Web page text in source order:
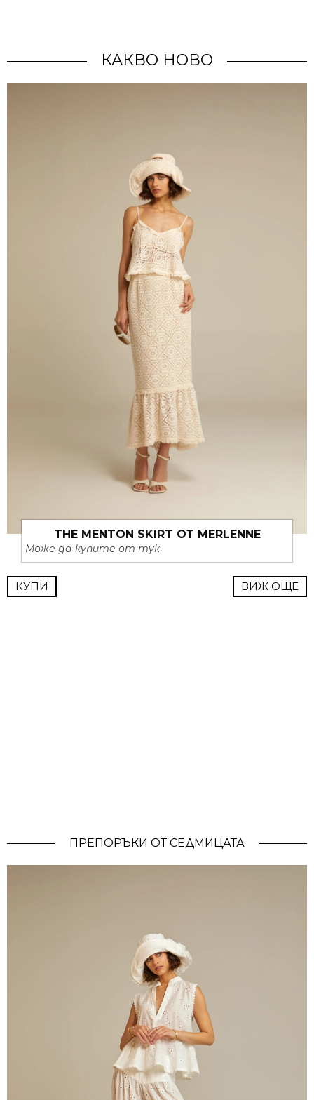
КАКВО НОВО
THE MENTON SKIRT ОТ MERLENNE
Може да купите от тук
КУПИ ВИЖ ОЩЕ
ПРЕПОРЪКИ ОТ СЕДМИЦАТА